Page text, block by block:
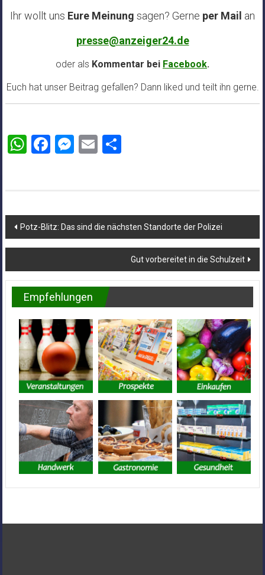
Ihr wollt uns Eure Meinung sagen? Gerne per Mail an
presse@anzeiger24.de
oder als Kommentar bei Facebook.
Euch hat unser Beitrag gefallen? Dann liked und teilt ihn gerne.
WhatsApp
Facebook
Messenger
EmailTeilen
Beitragsnavigation
Potz-Blitz: Das sind die nächsten Standorte der Polizei
Gut vorbereitet in die Schulzeit
Empfehlungen